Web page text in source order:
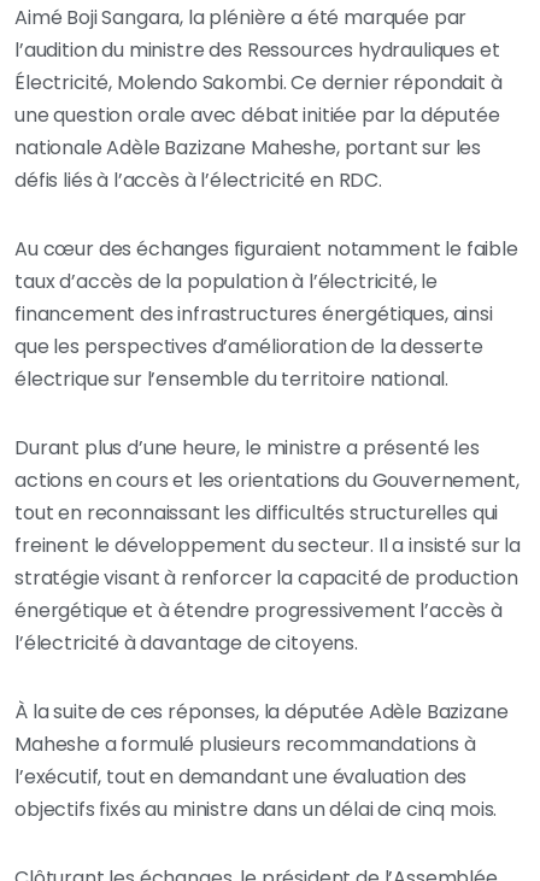
Aimé Boji Sangara, la plénière a été marquée par
l’audition du ministre des Ressources hydrauliques et
Électricité, Molendo Sakombi. Ce dernier répondait à
une question orale avec débat initiée par la députée
nationale Adèle Bazizane Maheshe, portant sur les
défis liés à l’accès à l’électricité en RDC.
Au cœur des échanges figuraient notamment le faible
taux d’accès de la population à l’électricité, le
financement des infrastructures énergétiques, ainsi
que les perspectives d’amélioration de la desserte
électrique sur l’ensemble du territoire national.
Durant plus d’une heure, le ministre a présenté les
actions en cours et les orientations du Gouvernement,
tout en reconnaissant les difficultés structurelles qui
freinent le développement du secteur. Il a insisté sur la
stratégie visant à renforcer la capacité de production
énergétique et à étendre progressivement l’accès à
l’électricité à davantage de citoyens.
À la suite de ces réponses, la députée Adèle Bazizane
Maheshe a formulé plusieurs recommandations à
l’exécutif, tout en demandant une évaluation des
objectifs fixés au ministre dans un délai de cinq mois.